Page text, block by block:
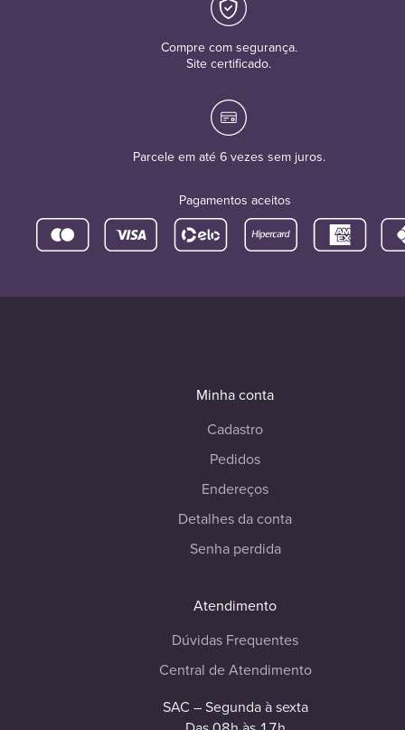
Compre com segurança.
Site certificado.
Parcele em até 6 vezes sem juros.
Pagamentos aceitos
Minha conta
Cadastro
Pedidos
Endereços
Detalhes da conta
Senha perdida
Atendimento
Dúvidas Frequentes
Central de Atendimento
SAC – Segunda à sexta